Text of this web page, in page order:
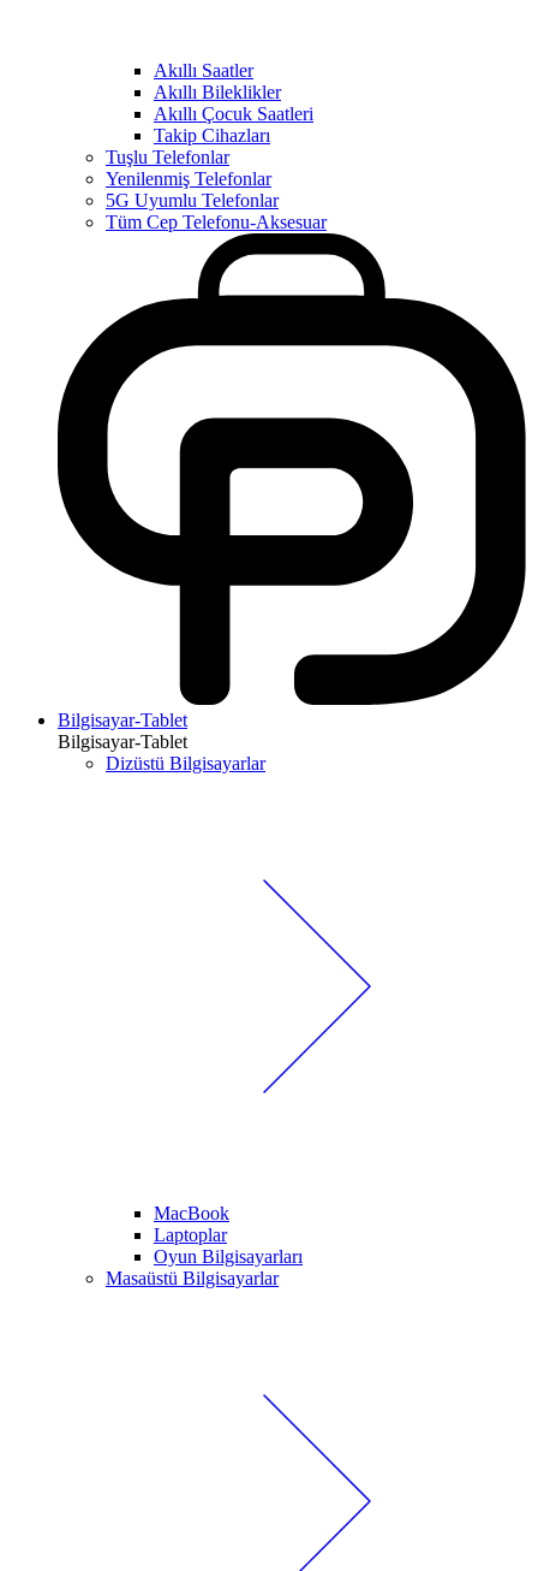
Akıllı Saatler
Akıllı Bileklikler
Akıllı Çocuk Saatleri
Takip Cihazları
Tuşlu Telefonlar
Yenilenmiş Telefonlar
5G Uyumlu Telefonlar
Tüm Cep Telefonu-Aksesuar
Bilgisayar-Tablet
Bilgisayar-Tablet
Dizüstü Bilgisayarlar
MacBook
Laptoplar
Oyun Bilgisayarları
Masaüstü Bilgisayarlar